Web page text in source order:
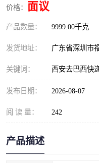
价格： 面议
产品数量： 9999.00千克
发货地址： 广东省深圳市
关键词： 西安去巴西快
发布日期： 2026-08-07
阅 读 量： 242
产品描述